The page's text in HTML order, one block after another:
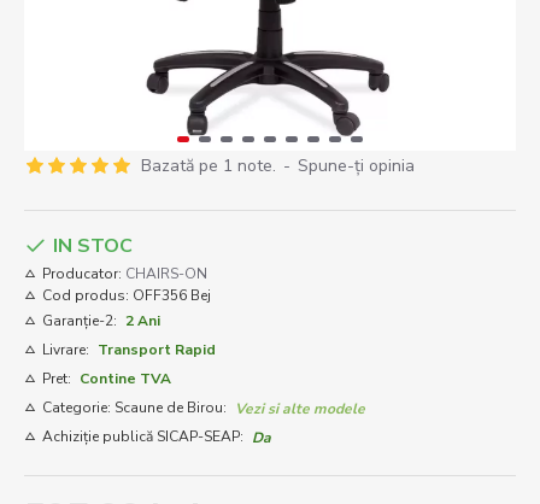
Bazată pe 1 note. - Spune-ţi opinia
IN STOC
Producator: CHAIRS-ON
Cod produs: OFF356 Bej
Garanție-2: 2 Ani
Livrare: Transport Rapid
Pret: Contine TVA
Categorie: Scaune de Birou:
Vezi si alte modele
Achiziție publică SICAP-SEAP: Da